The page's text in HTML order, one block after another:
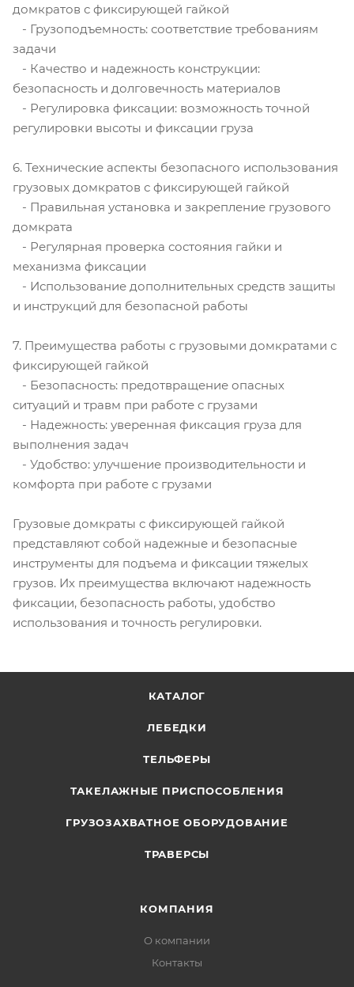
домкратов с фиксирующей гайкой
- Грузоподъемность: соответствие требованиям
задачи
- Качество и надежность конструкции:
безопасность и долговечность материалов
- Регулировка фиксации: возможность точной
регулировки высоты и фиксации груза
6. Технические аспекты безопасного использования
грузовых домкратов с фиксирующей гайкой
- Правильная установка и закрепление грузового
домкрата
- Регулярная проверка состояния гайки и
механизма фиксации
- Использование дополнительных средств защиты
и инструкций для безопасной работы
7. Преимущества работы с грузовыми домкратами с
фиксирующей гайкой
- Безопасность: предотвращение опасных
ситуаций и травм при работе с грузами
- Надежность: уверенная фиксация груза для
выполнения задач
- Удобство: улучшение производительности и
комфорта при работе с грузами
Грузовые домкраты с фиксирующей гайкой
представляют собой надежные и безопасные
инструменты для подъема и фиксации тяжелых
грузов. Их преимущества включают надежность
фиксации, безопасность работы, удобство
использования и точность регулировки.
КАТАЛОГ
ЛЕБЕДКИ
ТЕЛЬФЕРЫ
ТАКЕЛАЖНЫЕ ПРИСПОСОБЛЕНИЯ
ГРУЗОЗАХВАТНОЕ ОБОРУДОВАНИЕ
ТРАВЕРСЫ
КОМПАНИЯ
О компании
Контакты